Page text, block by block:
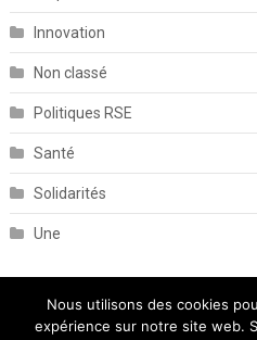
Innovation
Non classé
Politiques RSE
Santé
Solidarités
Une
Nous utilisons des cookies
expérience sur notre site web.